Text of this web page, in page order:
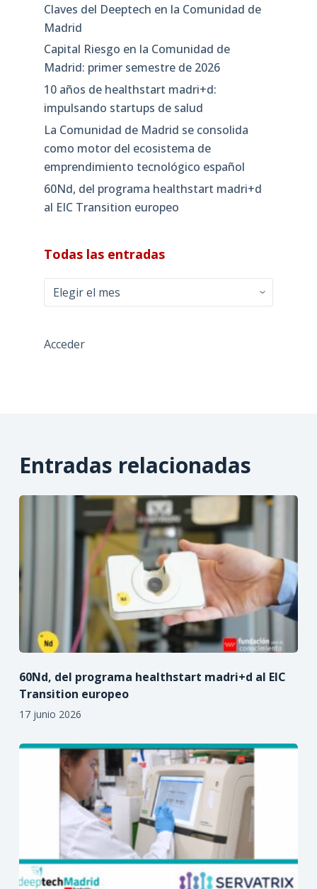
Claves del Deeptech en la Comunidad de
Madrid
Capital Riesgo en la Comunidad de
Madrid: primer semestre de 2026
10 años de healthstart madri+d:
impulsando startups de salud
La Comunidad de Madrid se consolida
como motor del ecosistema de
emprendimiento tecnológico español
60Nd, del programa healthstart madri+d
al EIC Transition europeo
Todas las entradas
Todas
las
Acceder
Entradas relacionadas
60Nd, del programa healthstart madri+d al EIC
Transition europeo
17 junio 2026